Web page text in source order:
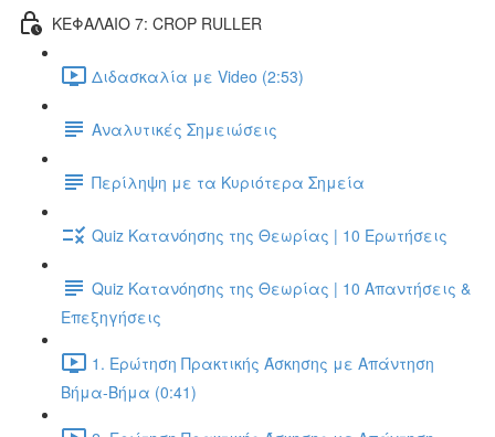
ΚΕΦΑΛΑΙΟ 7: CROP RULLER
Διδασκαλία με Video (2:53)
Αναλυτικές Σημειώσεις
Περίληψη με τα Κυριότερα Σημεία
Quiz Κατανόησης της Θεωρίας | 10 Ερωτήσεις
Quiz Κατανόησης της Θεωρίας | 10 Απαντήσεις &
Επεξηγήσεις
1. Ερώτηση Πρακτικής Άσκησης με Απάντηση
Βήμα-Βήμα (0:41)